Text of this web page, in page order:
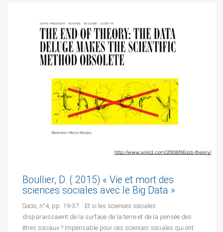
Boullier, D. ( 2015) « Vie et mort des
sciences sociales avec le Big Data »
Socio, n°4, pp. 19-37. Et si les sciences sociales
disparaissaient de la surface de la terre et de la pensée des
êtres sociaux ? Impensable pour ces sciences sociales qui ont